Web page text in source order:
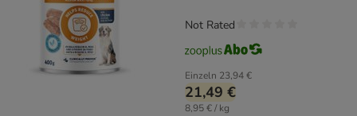
Einzeln 23,94 €
21,49 €
8,95 € / kg
Not Rated